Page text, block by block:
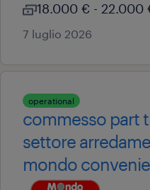
18.000 € - 22.000
7 luglio 2026
operational
commesso part
settore
mondo